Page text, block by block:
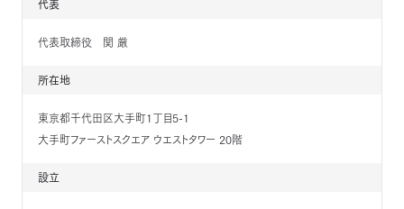
代表
代表取締役 関 厳
所在地
東京都千代田区大手町1丁目5-1
大手町ファーストスクエア ウエストタワー 20階
設立